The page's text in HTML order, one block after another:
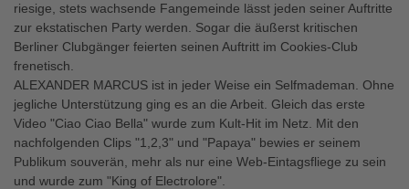
riesige, stets wachsende Fangemeinde lässt jeden seiner Auftritte
zur ekstatischen Party werden. Sogar die äußerst kritischen
Berliner Clubgänger feierten seinen Auftritt im Cookies-Club
frenetisch.
ALEXANDER MARCUS ist in jeder Weise ein Selfmademan. Ohne
jegliche Unterstützung ging es an die Arbeit. Gleich das erste
Video "Ciao Ciao Bella" wurde zum Kult-Hit im Netz. Mit den
nachfolgenden Clips "1,2,3" und "Papaya" bewies er seinem
Publikum souverän, mehr als nur eine Web-Eintagsfliege zu sein
und wurde zum "King of Electrolore".